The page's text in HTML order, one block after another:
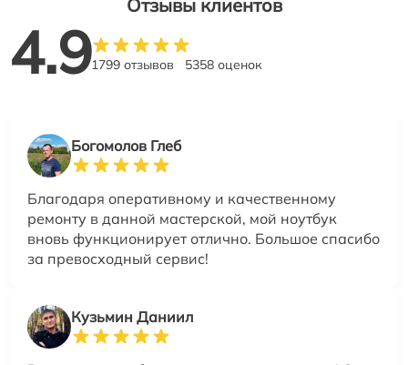
Отзывы клиентов
4.91799 отзывов 5358 оценок
Богомолов Глеб
Благодаря оперативному и качественному
ремонту в данной мастерской, мой ноутбук
вновь функционирует отлично. Большое спасибо
за превосходный сервис!
Кузьмин Даниил